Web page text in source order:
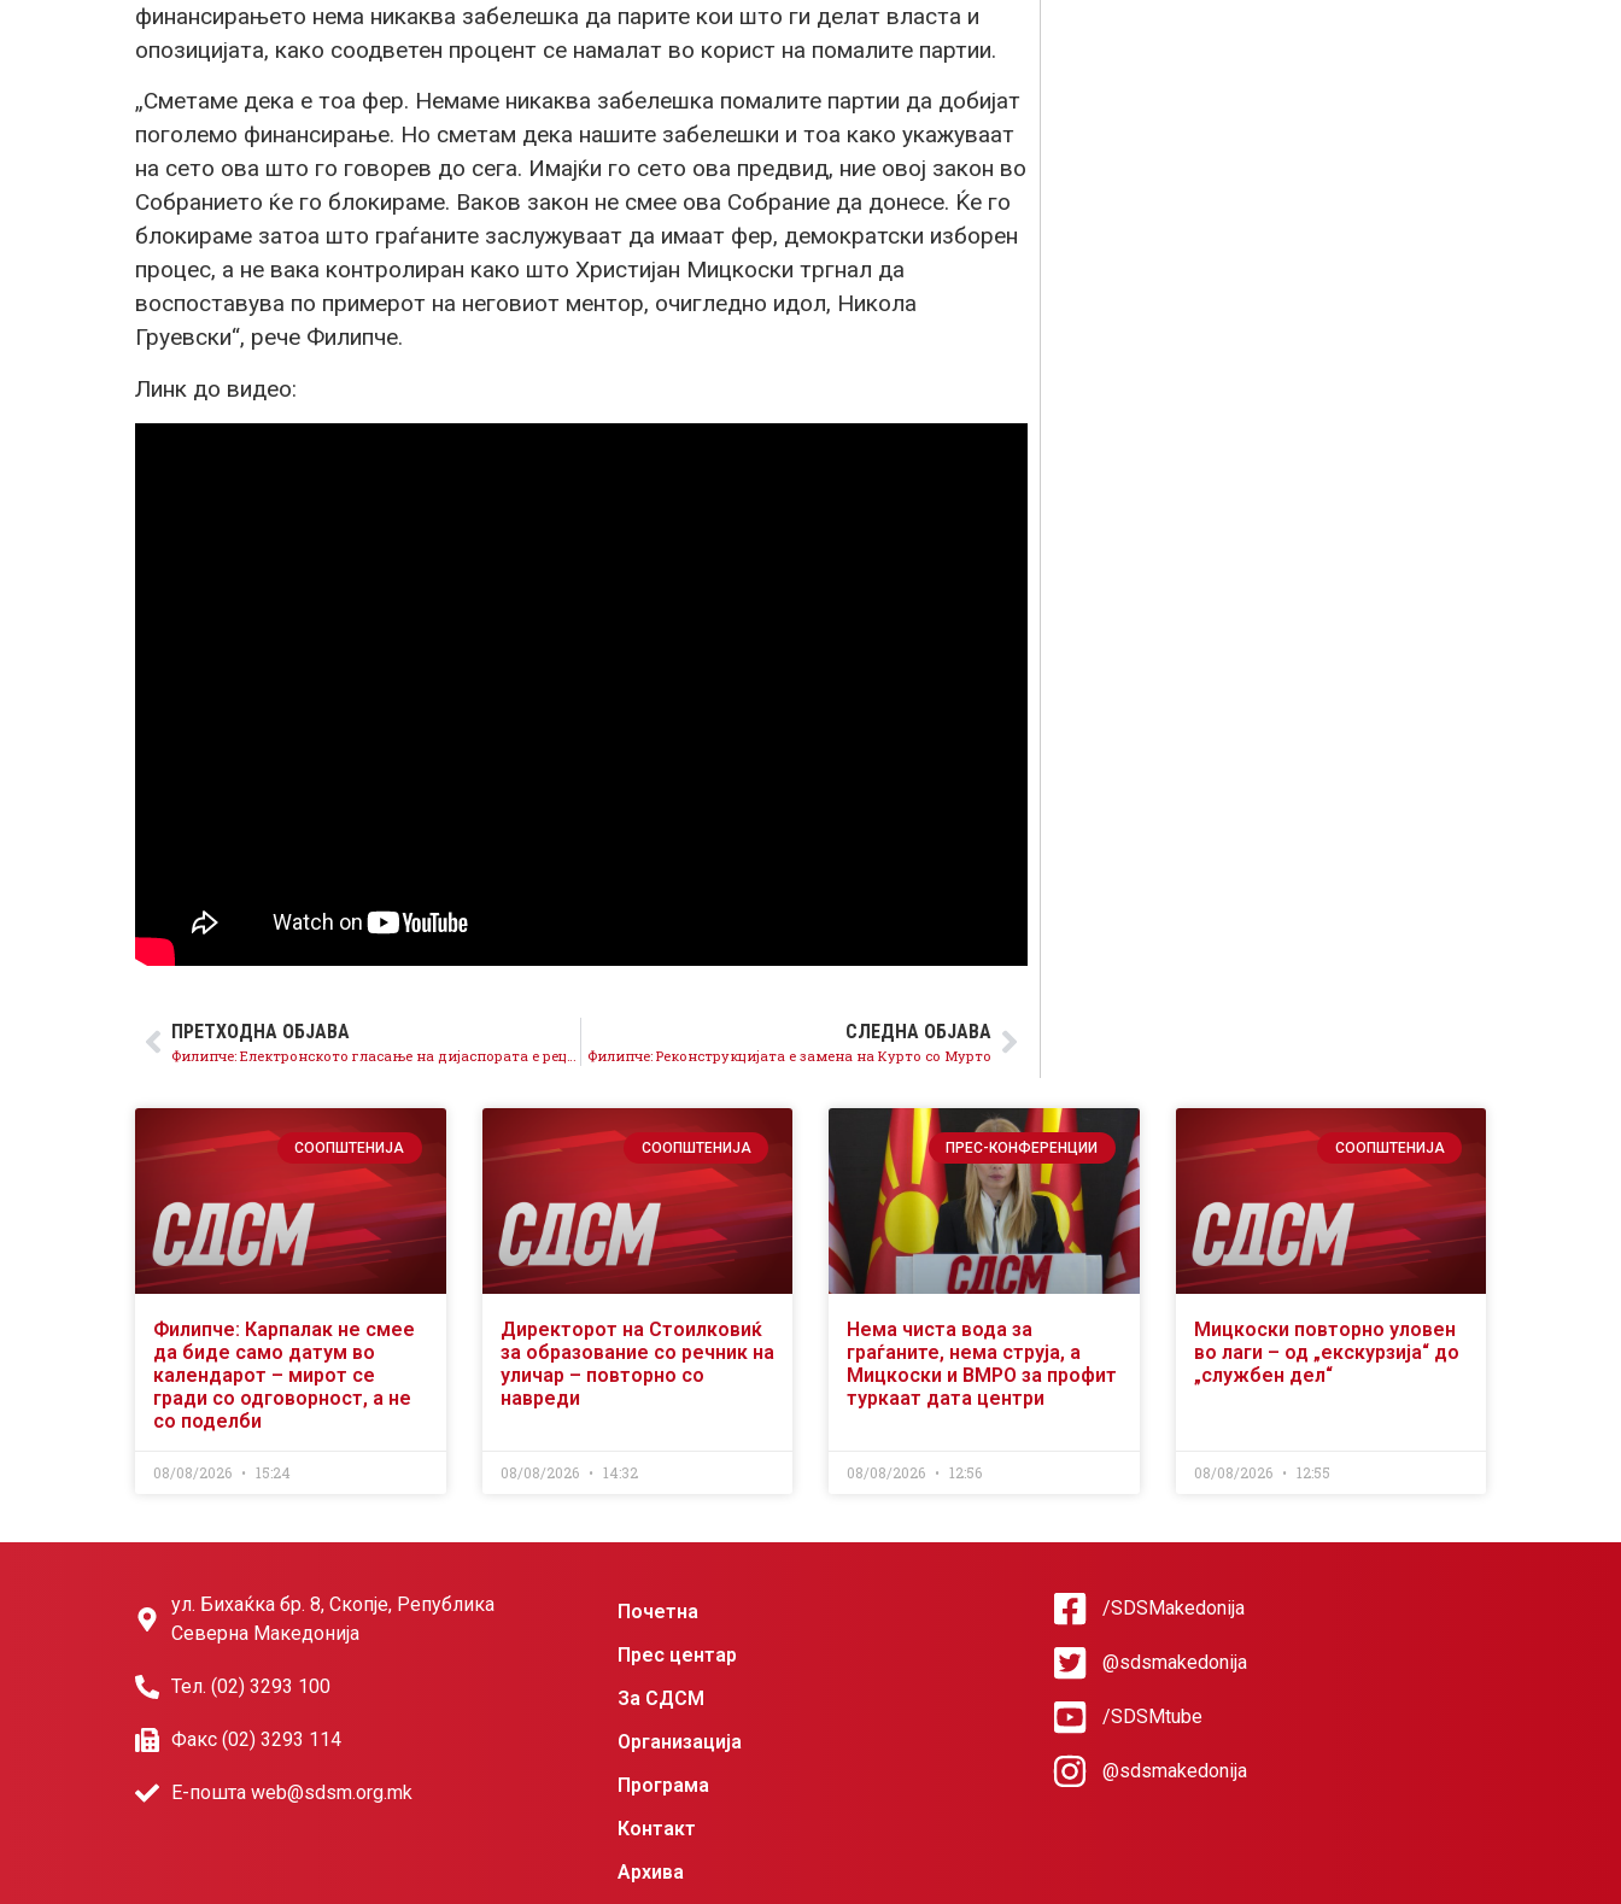
финансирањето нема никаква забелешка да парите кои што ги делат власта и
опозицијата, како соодветен процент се намалат во корист на помалите партии.
„Сметаме дека е тоа фер. Немаме никаква забелешка помалите партии да добијат
поголемо финансирање. Но сметам дека нашите забелешки и тоа како укажуваат
на сето ова што го говорев до сега. Имајќи го сето ова предвид, ние овој закон во
Собранието ќе го блокираме. Ваков закон не смее ова Собрание да донесе. Ќе го
блокираме затоа што граѓаните заслужуваат да имаат фер, демократски изборен
процес, а не вака контролиран како што Христијан Мицкоски тргнал да
воспоставува по примерот на неговиот ментор, очигледно идол, Никола
Груевски“, рече Филипче.
Линк до видео:
ПРЕТХОДНА ОБЈАВА СЛЕДНА ОБЈАВА
Филипче: Реконструкцијата е замена на Курто со Мурто
СООПШТЕНИЈА
Филипче: Карпалак не смее
да биде само датум во
календарот – мирот се
гради со одговорност, а не
со поделби
08/08/2026 15:24
СООПШТЕНИЈА
Директорот на Стоилковиќ
за образование со речник на
уличар – повторно со
навреди
08/08/2026 14:32
ПРЕС-КОНФЕРЕНЦИИ
Нема чиста вода за
граѓаните, нема струја, а
Мицкоски и ВМРО за профит
туркаат дата центри
08/08/2026 12:56
СООПШТЕНИЈА
Мицкоски повторно уловен
во лаги – од „екскурзија“ до
„службен дел“
08/08/2026 12:55
ул. Бихаќка бр. 8, Скопје, Република
Северна Македонија
Тел. (02) 3293 100
Факс (02) 3293 114
Е-пошта web@sdsm.org.mk
Почетна
Прес центар
За СДСМ
Организација
Програма
Контакт
Архива
/SDSMakedonija
@sdsmakedonija
/SDSMtube
@sdsmakedonija